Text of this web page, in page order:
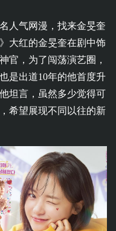
人气网漫，找来金旻奎
》大红的金旻奎在剧中饰
官，为了闯荡演艺圈，
是出道10年的他首度升
坦言，虽然多少觉得可
希望展现不同以往的新